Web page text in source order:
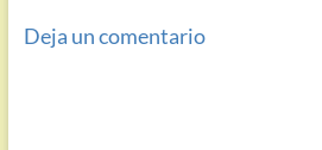
Deja un comentario